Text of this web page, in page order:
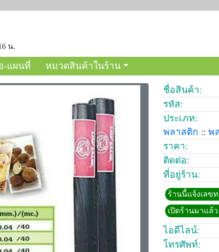
น.
-แผนที่ หมวดสินค้าในร้าน
ชื่อสินค้า:
รหัส:
ประเภท:
พลาสติก :: พ
ราคา:
ติดต่อ:
ที่อยู่ร้าน:
ร้านนี้แจ้งเลข
เปิดร้านมาแล้ว
ไอดีไลน์:
โทรศัพท์: